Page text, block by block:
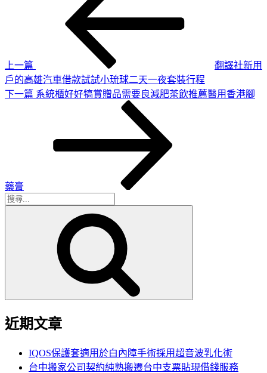
上一篇
翻譯社新用
戶的高雄汽車借款試試小琉球二天一夜套裝行程
下
下一篇 系統櫃好好犒賞贈品需要良減肥茶飲推薦醫用香港腳
藥膏
搜
近期文章
IQOS保護套適用於白內障手術採用超音波乳化術
台中搬家公司契約純熟搬遷台中支票貼現借錢服務